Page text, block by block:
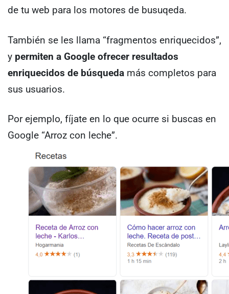
de tu web para los motores de busuqeda.
También se les llama “fragmentos enriquecidos”,
y permiten a Google ofrecer resultados
enriquecidos de búsqueda más completos para
sus usuarios.
Por ejemplo, fíjate en lo que ocurre si buscas en
Google “Arroz con leche”.